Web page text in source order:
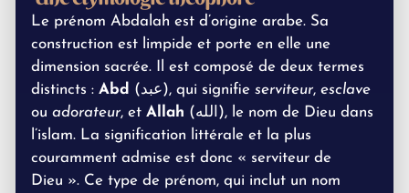
Le prénom Abdalah est d’origine arabe. Sa
construction est limpide et porte en elle une
dimension sacrée. Il est composé de deux termes
distincts : Abd (عبد), qui signifie serviteur, esclave
ou adorateur, et Allah (الله), le nom de Dieu dans
l’islam. La signification littérale et la plus
couramment admise est donc « serviteur de
Dieu ». Ce type de prénom, qui inclut un nom